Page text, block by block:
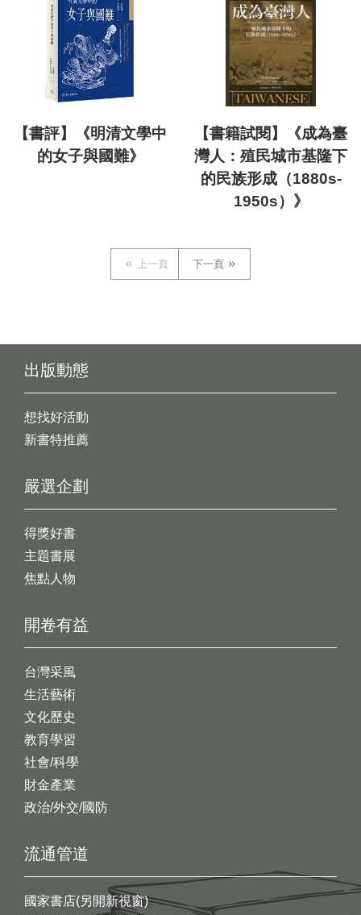
【書評】《明清文學中
的女子與國難》
【書籍試閱】《成為臺
灣人：殖民城市基隆下
的民族形成（1880s-
1950s）》
上一頁 下一頁
出版動態
想找好活動
新書特推薦
開卷有益
台灣采風
生活藝術
文化歷史
教育學習
社會/科學
財金產業
政治/外交/國防
嚴選企劃
得獎好書
主題書展
焦點人物
流通管道
國家書店(另開新視窗)